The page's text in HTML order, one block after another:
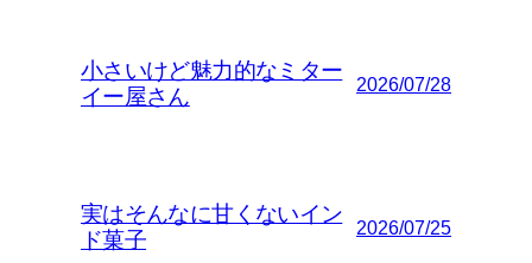
小さいけど魅力的なミター
イー屋さん
2026/07/28
実はそんなに甘くないイン
ド菓子
2026/07/25